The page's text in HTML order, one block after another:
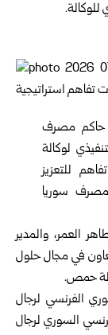
للوكالة.
حاكم مصرف
لوكالة
للتعزيز
سوريا
العمر، والمدير
في مجال حلول
حمص.
الفرنسي لرجال
السوري لرجال